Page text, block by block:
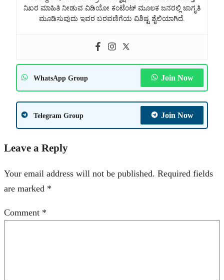
ನಿಖರ ಮಾಹಿತಿ ನೀಡುವ ವಿಡಿಯೋ ಕಂಟೆಂಟ್ ಮೂಲಕ ಜನರಲ್ಲಿ ಜಾಗೃತಿ
ಮೂಡಿಸುವುದು ಇವರ ಬರವಣಿಗೆಯ ವಿಶಿಷ್ಟ ಶೈಲಿಯಾಗಿದೆ.
WhatsApp Group Join Now
Telegram Group Join Now
Leave a Reply
Your email address will not be published. Required fields
are marked *
Comment *